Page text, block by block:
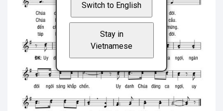
Switch to English
Stay in
Vietnamese